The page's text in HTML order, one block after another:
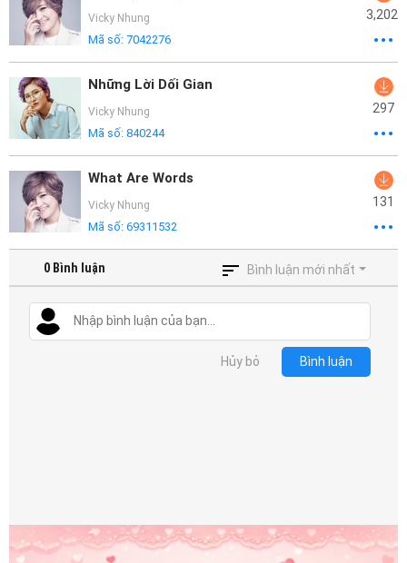
Vicky Nhung
Mã số: 7042276
3,202
Những Lời Dối Gian
Vicky Nhung
Mã số: 840244
297
What Are Words
Vicky Nhung
Mã số: 69311532
131
0 Bình luận Bình luận mới nhất
Hủy bỏ Bình luận